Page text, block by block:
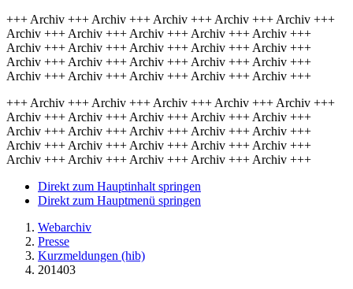
+++ Archiv +++ Archiv +++ Archiv +++ Archiv +++ Archiv +++
Archiv +++ Archiv +++ Archiv +++ Archiv +++ Archiv +++
Archiv +++ Archiv +++ Archiv +++ Archiv +++ Archiv +++
Archiv +++ Archiv +++ Archiv +++ Archiv +++ Archiv +++
Archiv +++ Archiv +++ Archiv +++ Archiv +++ Archiv +++
+++ Archiv +++ Archiv +++ Archiv +++ Archiv +++ Archiv +++
Archiv +++ Archiv +++ Archiv +++ Archiv +++ Archiv +++
Archiv +++ Archiv +++ Archiv +++ Archiv +++ Archiv +++
Archiv +++ Archiv +++ Archiv +++ Archiv +++ Archiv +++
Archiv +++ Archiv +++ Archiv +++ Archiv +++ Archiv +++
Direkt zum Hauptinhalt springen
Direkt zum Hauptmenü springen
Webarchiv
Presse
Kurzmeldungen (hib)
201403